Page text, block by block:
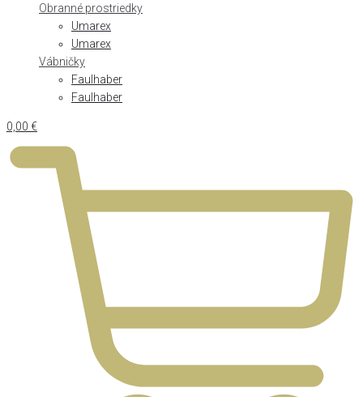
Obranné prostriedky
Umarex
Umarex
Vábničky
Faulhaber
Faulhaber
0,00 €